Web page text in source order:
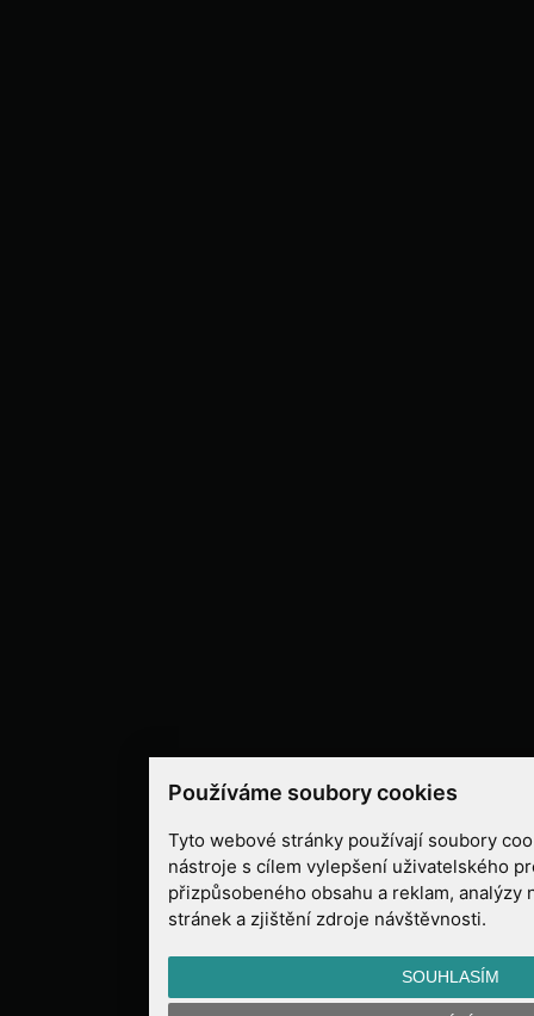
Používáme soubory cookies
Tyto webové stránky používají soubory
nástroje s cílem vylepšení uživatelského
přizpůsobeného obsahu a reklam, analýzy
stránek a zjištění zdroje návštěvnosti.
SOUHLASÍM